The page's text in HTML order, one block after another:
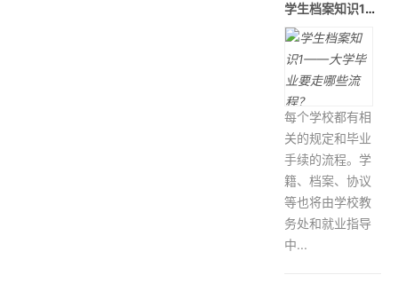
学生档案知识1——大学毕业要走哪
每个学校都有相
关的规定和毕业
手续的流程。学
籍、档案、协议
等也将由学校教
务处和就业指导
中...